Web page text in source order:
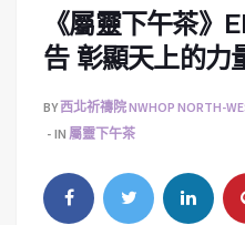
《屬靈下午茶》
告 彰顯天上的力
BY西北祈禱院 NWHOP NORTH-
IN 屬靈下午茶